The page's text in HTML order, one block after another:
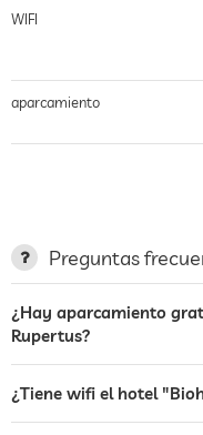
WIFI
aparcamiento
servicio de lavandería
jardin/zona exterior
bar
Preguntas
¿Hay aparcamiento
Rupertus?
¿Tiene wifi el hotel